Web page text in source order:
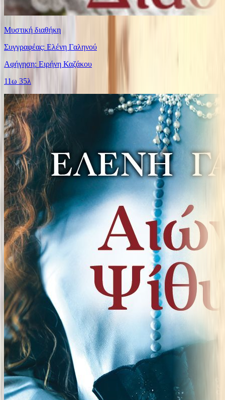
Μυστική διαθήκη
Συγγραφέας: Ελένη Γαληνού
Αφήγηση: Ειρήνη Καζάκου
11ω 35λ